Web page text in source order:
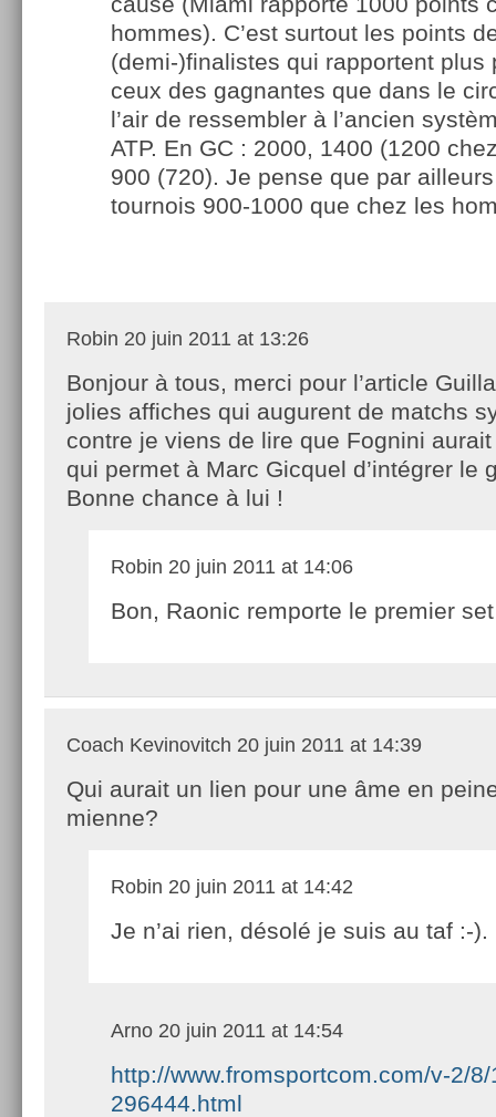
hommes). C’est surtout les points
(demi-)finalistes qui rapportent plus
ceux des gagnantes que dans le
l’air de ressembler à l’ancien
ATP. En GC : 2000, 1400 (1200
900 (720). Je pense que par
tournois 900-1000 que chez les
Robin 20 juin 2011 at 13:26
Bonjour à tous, merci pour l’article
jolies affiches qui augurent de matchs
contre je viens de lire que Fognini
qui permet à Marc Gicquel d’intégrer le
Bonne chance à lui !
Robin 20 juin 2011 at 14:06
Bon, Raonic remporte le premier
Coach Kevinovitch 20 juin 2011 at 14:39
Qui aurait un lien pour une âme en
mienne?
Robin 20 juin 2011 at 14:42
Je n’ai rien, désolé je suis au taf :-).
Arno 20 juin 2011 at 14:54
http://www.fromsportcom.com/v-2/
296444.html